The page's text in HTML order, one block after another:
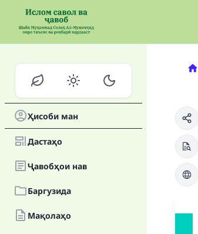
Ҳисоби ман
Дастаҳо
Ҷавобҳои нав
Баргузида
Мақолаҳо